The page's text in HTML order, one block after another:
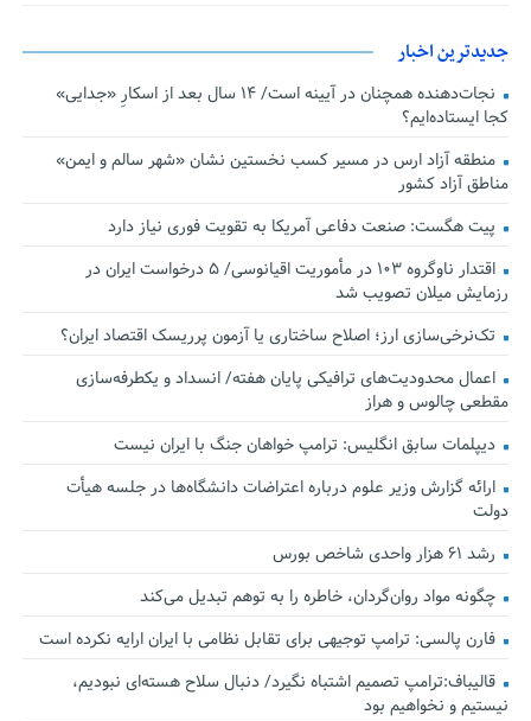
جدیدترین اخبار
نجات‌دهنده‌ همچنان در آیینه است/ ۱۴ سال بعد از اسکارِ «جدایی»
کجا ایستاده‌ایم؟
منطقه آزاد ارس در مسیر کسب نخستین نشان «شهر سالم و ایمن»
مناطق آزاد کشور
پیت هگست: صنعت دفاعی آمریکا به تقویت فوری نیاز دارد
اقتدار ناوگروه ۱۰۳ در مأموریت‌ اقیانوسی/ ۵ درخواست ایران در
رزمایش میلان تصویب شد
تک‌نرخی‌سازی ارز؛ اصلاح ساختاری یا آزمون پرریسک اقتصاد ایران؟
اعمال محدودیت‌های ترافیکی پایان هفته/ انسداد و یکطرفه‌سازی
مقطعی چالوس و هراز
دیپلمات سابق انگلیس:‌ ترامپ خواهان جنگ با ایران نیست
ارائه گزارش وزیر علوم درباره اعتراضات دانشگاه‌ها در جلسه هیأت
دولت
رشد ۶۱ هزار واحدی شاخص بورس
چگونه مواد روان‌گردان، خاطره را به توهم تبدیل می‌کند
فارن پالسی: ترامپ توجیهی برای تقابل نظامی با ایران ارایه نکرده است
قالیباف:ترامپ تصمیم اشتباه نگیرد/ دنبال سلاح هسته‌ای نبودیم،
نیستیم و نخواهیم بود